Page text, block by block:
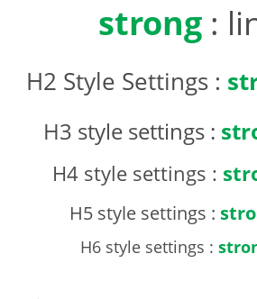
strong :
H2 Style Settings :
H3 style settings :
H4 style settings :
H5 style settings :
H6 style settings :